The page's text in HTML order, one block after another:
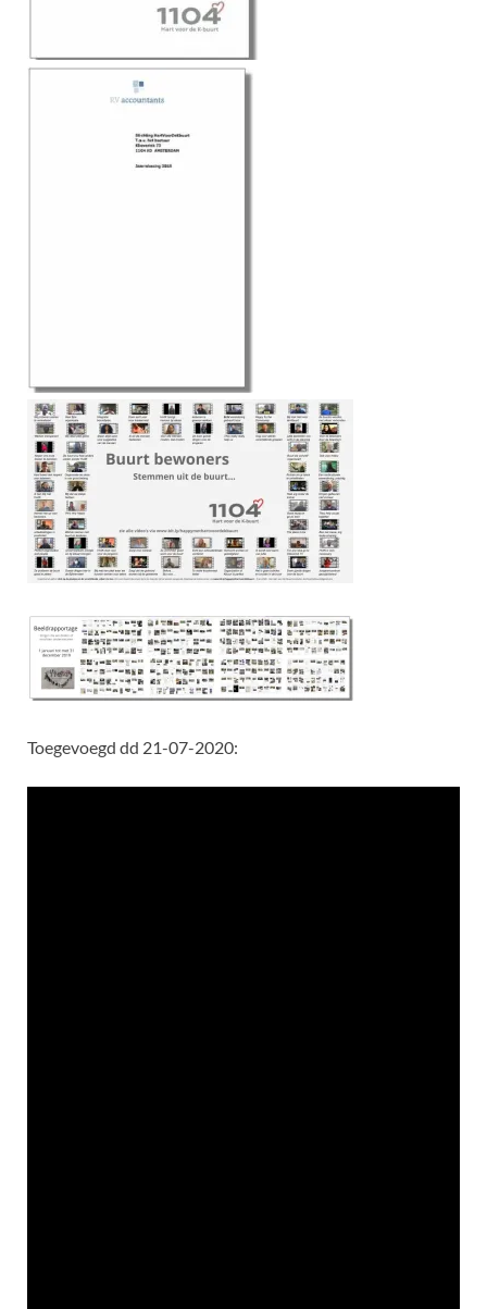
Toegevoegd dd 21-07-2020: